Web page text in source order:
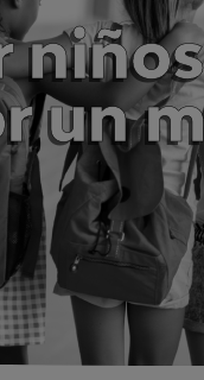
un